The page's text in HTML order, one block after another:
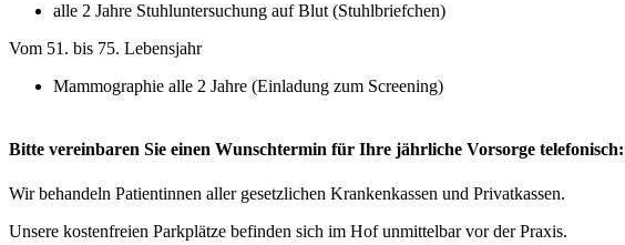
alle 2 Jahre Stuhluntersuchung auf Blut (Stuhlbriefchen)
Vom 51. bis 75. Lebensjahr
Mammographie alle 2 Jahre (Einladung zum Screening)
Bitte vereinbaren Sie einen Wunschtermin für Ihre jährliche Vorsorge telefonisch:
Wir behandeln Patientinnen aller gesetzlichen Krankenkassen und Privatkassen.
Unsere kostenfreien Parkplätze befinden sich im Hof unmittelbar vor der Praxis.